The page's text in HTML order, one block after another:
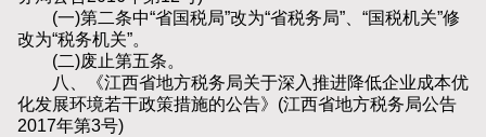
(一)第二条中“省国税局”改为“省税务局”、“国税机关”修
改为“税务机关”。
(二)废止第五条。
八、《江西省地方税务局关于深入推进降低企业成本优
化发展环境若干政策措施的公告》(江西省地方税务局公告
2017年第3号)